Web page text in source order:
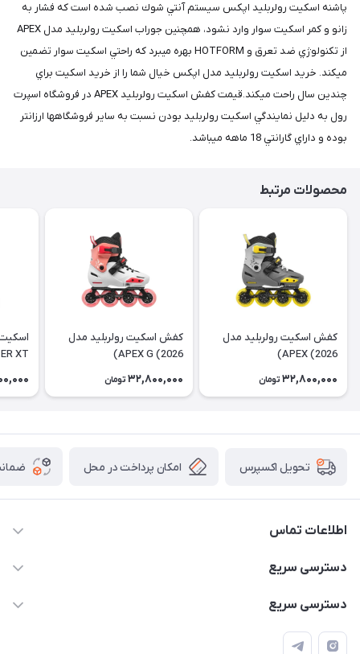
پاشنه اسكيت رولربليد اپكس سيستم آنتي شوك نصب شده است كه فشار به
زانو و كمر اسكيت سوار وارد نشود، همچنين جوراب اسكيت رولربليد مدل APEX
از تكنولوژي ضد تعرق و HOTFORM بهره ميبرد كه راحتي اسكيت سوار تضمين
ميكند. خريد اسكيت رولربليد مدل اپكس خيال شما را از خريد اسكيت براي
چندين سال راحت ميكند.قيمت كفش اسكيت رولربليد APEX در فروشگاه اسپرت
رول به دليل نمايندگي اسكيت رولربليد بودن نسبت به ساير فروشگاهها ارزانتر
بوده و داراي گارانتي 18 ماهه ميباشد.
محصولات مرتبط
كفش اسكيت رولربليد مدل
APEX (2026)
32,800,000 تومان
كفش اسكيت رولربليد مدل
APEX G (2026)
32,800,000 تومان
XT
تحویل اکسپرس امکان پرداخت در محل
اطلاعات تماس
۰۹۳۵۶۰۴۰۳۶۵
سیمای ورزش
دسترسی سریع
اسکیت فلایینگ ایگل
دسترسی سریع
اسکوتر برقی دخترانه